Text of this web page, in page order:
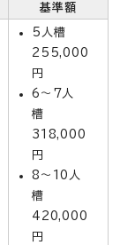
基準額
5人槽
255,000
円
6～7人
槽
318,000
円
8～10人
槽
420,000
円